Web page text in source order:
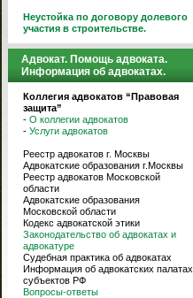
Неустойка по договору долевого
участия в строительстве.
Адвокат. Помощь адвоката.
Информация об адвокатах.
Коллегия адвокатов “Правовая
защита”
- О коллегии адвокатов
- Услуги адвокатов
Реестр адвокатов г. Москвы
Адвокатские образования г.Москвы
Реестр адвокатов Московской
области
Адвокатские образования
Московской области
Кодекс адвокатской этики
Законодательство об адвокатах и
адвокатуре
Судебная практика об адвокатах
Информация об адвокатских палатах
субъектов РФ
Вопросы-ответы